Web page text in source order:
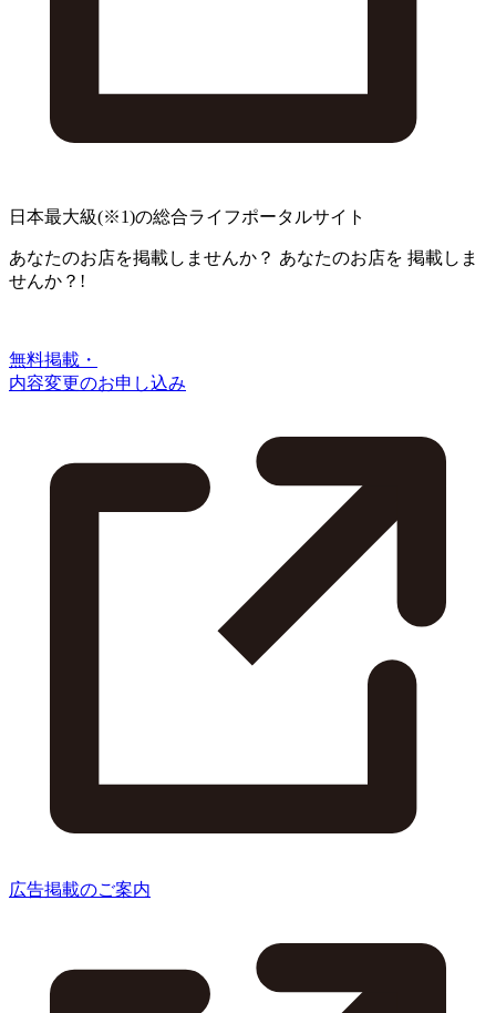
日本最大級(※1)の総合ライフポータルサイト
あなたのお店を掲載しませんか？ あなたのお店を 掲載しま
せんか？!
無料掲載・
内容変更のお申し込み
広告掲載のご案内